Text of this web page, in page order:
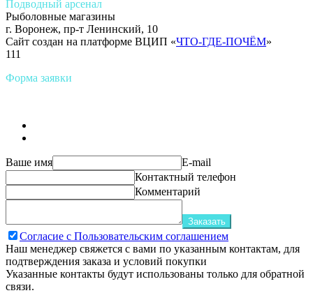
Подводный арсенал
Рыболовные магазины
г. Воронеж, пр-т Ленинский, 10
Сайт создан на платформе ВЦИП «ЧТО-ГДЕ-ПОЧЁМ»
111
Форма заявки
Ваше имя
E-mail
Контактный телефон
Комментарий
Заказать
Согласие с Пользовательским соглашением
Наш менеджер свяжется с вами по указанным контактам, для
подтверждения заказа и условий покупки
Указанные контакты будут использованы только для обратной
связи.